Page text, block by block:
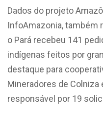
Dados do projeto
InfoAmazonia, também
o Pará recebeu 141
indígenas feitos por
destaque para
Mineradores de Colniza
responsável por 19